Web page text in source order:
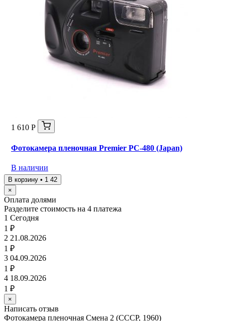
1 610 Р
Фотокамера пленочная Premier PC-480 (Japan)
В наличии
В корзину • 1 42
×
Оплата долями
Разделите стоимость на 4 платежа
1 Сегодня
1 ₽
2 21.08.2026
1 ₽
3 04.09.2026
1 ₽
4 18.09.2026
1 ₽
×
Написать отзыв
Фотокамера пленочная Смена 2 (СССР, 1960)